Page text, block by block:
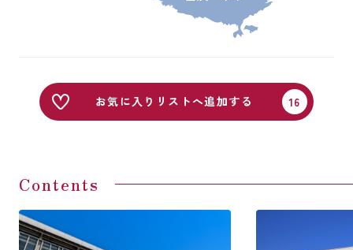
お気に入りリストへ追加する
Contents
JR新大阪駅